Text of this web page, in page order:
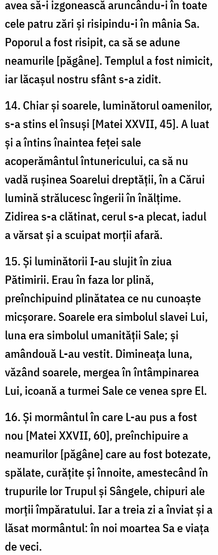
avea să-i izgonească aruncându-i în toate
cele patru zări și risipindu-i în mânia Sa.
Poporul a fost risipit, ca să se adune
neamurile [păgâne]. Templul a fost nimicit,
iar lăcașul nostru sfânt s-a zidit.
14. Chiar și soarele, luminătorul oamenilor,
s-a stins el însuși [Matei XXVII, 45]. A luat
și a întins înaintea feței sale
acoperământul întunericului, ca să nu
vadă rușinea Soarelui dreptății, în a Cărui
lumină strălucesc îngerii în înălțime.
Zidirea s-a clătinat, cerul s-a plecat, iadul
a vărsat și a scuipat morții afară.
15. Și luminătorii I-au slujit în ziua
Pătimirii. Erau în faza lor plină,
preînchipuind plinătatea ce nu cunoaște
micșorare. Soarele era simbolul slavei Lui,
luna era simbolul umanității Sale; și
amândouă L-au vestit. Dimineața luna,
văzând soarele, mergea în întâmpinarea
Lui, icoană a turmei Sale ce venea spre El.
16. Și mormântul în care L-au pus a fost
nou [Matei XXVII, 60], preînchipuire a
neamurilor [păgâne] care au fost botezate,
spălate, curățite și înnoite, amestecând în
trupurile lor Trupul și Sângele, chipuri ale
morții împăratului. Iar a treia zi a înviat și a
lăsat mormântul: în noi moartea Sa e viața
de veci.